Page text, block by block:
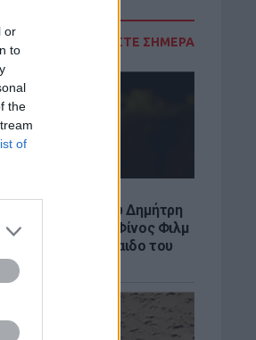
or
to
the
of
ΔΙΑΒΑΣΤΕ ΣΗΜΕΡΑ
τον θάνατο του Δημήτρη
Η ανάρτηση της Φίνος Φιλμ
λεβεντόπαιδο του